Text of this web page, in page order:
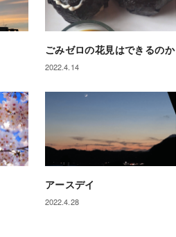
ごみゼロの花見はできるのか
2022.4.14
アースデイ
2022.4.28